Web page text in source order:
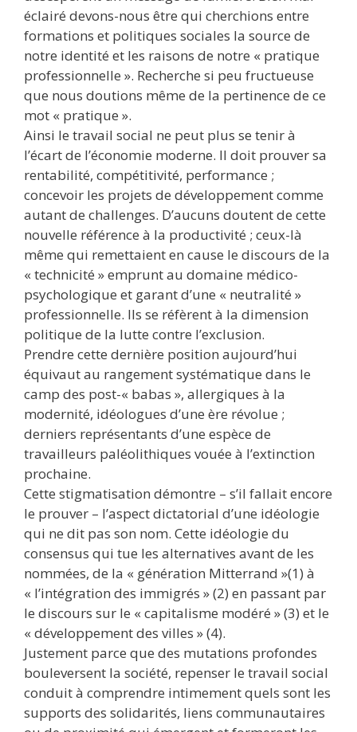
éclairé devons-nous être qui cherchions entre
formations et politiques sociales la source de
notre identité et les raisons de notre « pratique
professionnelle ». Recherche si peu fructueuse
que nous doutions même de la pertinence de ce
mot « pratique ».
Ainsi le travail social ne peut plus se tenir à
l’écart de l’économie moderne. Il doit prouver sa
rentabilité, compétitivité, performance ;
concevoir les projets de développement comme
autant de challenges. D’aucuns doutent de cette
nouvelle référence à la productivité ; ceux-là
même qui remettaient en cause le discours de la
« technicité » emprunt au domaine médico-
psychologique et garant d’une « neutralité »
professionnelle. Ils se réfèrent à la dimension
politique de la lutte contre l’exclusion.
Prendre cette dernière position aujourd’hui
équivaut au rangement systématique dans le
camp des post-« babas », allergiques à la
modernité, idéologues d’une ère révolue ;
derniers représentants d’une espèce de
travailleurs paléolithiques vouée à l’extinction
prochaine.
Cette stigmatisation démontre – s’il fallait encore
le prouver – l’aspect dictatorial d’une idéologie
qui ne dit pas son nom. Cette idéologie du
consensus qui tue les alternatives avant de les
nommées, de la « génération Mitterrand »(1) à
« l’intégration des immigrés » (2) en passant par
le discours sur le « capitalisme modéré » (3) et le
« développement des villes » (4).
Justement parce que des mutations profondes
bouleversent la société, repenser le travail social
conduit à comprendre intimement quels sont les
supports des solidarités, liens communautaires